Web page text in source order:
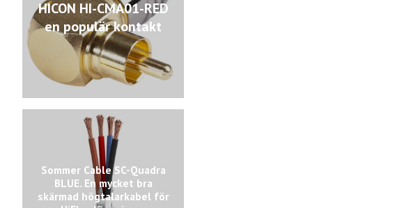
HICON HI-CMA01-RED
en populär kontakt
Sommer Cable SC-Quadra
BLUE. En mycket bra
skärmad högtalarkabel för